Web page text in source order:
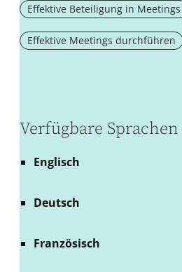
Effektive Beteiligung in Meetings
Effektive Meetings durchführen
Verfügbare Sprachen
Englisch
Deutsch
Französisch